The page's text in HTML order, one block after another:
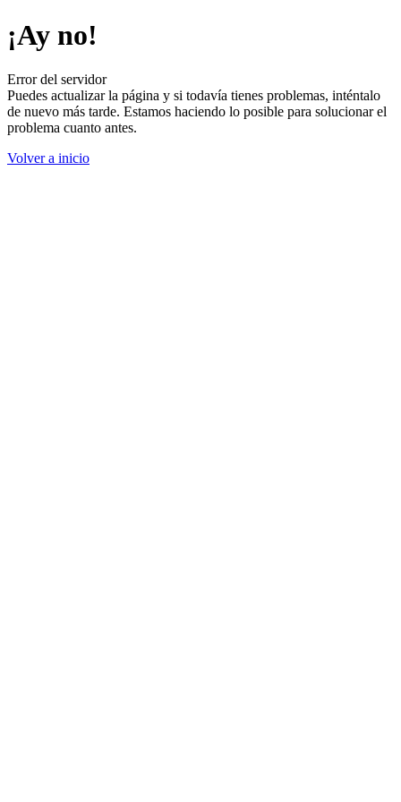
¡Ay no!
Error del servidor
Puedes actualizar la página y si todavía tienes problemas, inténtalo
de nuevo más tarde. Estamos haciendo lo posible para solucionar el
problema cuanto antes.
Volver a inicio